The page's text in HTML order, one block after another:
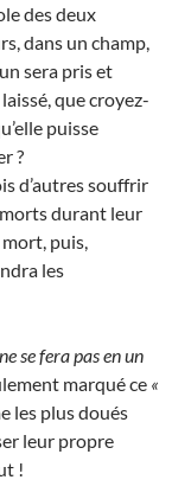
des deux
dans un champ,
sera pris et
laissé, que croyez-
puisse
?
d’autres souffrir
durant leur
puis,
les
se fera pas en un
marqué ce «
les plus doués
leur propre
!